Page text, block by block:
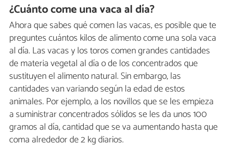
¿Cuánto come una vaca al día?
Ahora que sabes qué comen las vacas, es posible que te
preguntes cuántos kilos de alimento come una sola vaca
al día. Las vacas y los toros comen grandes cantidades
de materia vegetal al día o de los concentrados que
sustituyen el alimento natural. Sin embargo, las
cantidades van variando según la edad de estos
animales. Por ejemplo, a los novillos que se les empieza
a suministrar concentrados sólidos se les da unos 100
gramos al día, cantidad que se va aumentando hasta que
coma alrededor de 2 kg diarios.